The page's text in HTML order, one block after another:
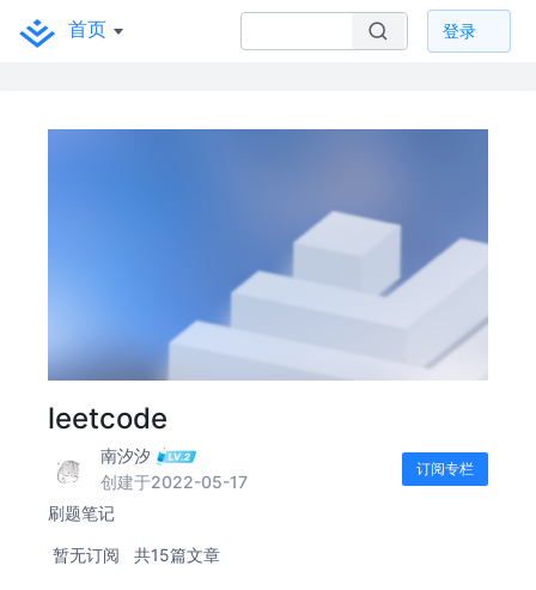
首页 登录
leetcode
南汐汐
创建于2022-05-17
订阅专栏
刷题笔记
暂无订阅 共15篇文章